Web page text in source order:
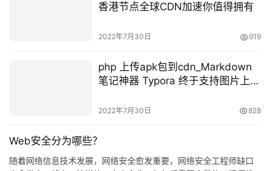
香港节点全球CDN加速你值得拥有
2022年7月30日 919
php 上传apk包到cdn_Markdown
笔记神器 Typora 终于支持图片上传
2022年7月30日 828
Web安全分为哪些？
随着网络信息技术发展，网络安全愈发重要，网络安全工程师缺口